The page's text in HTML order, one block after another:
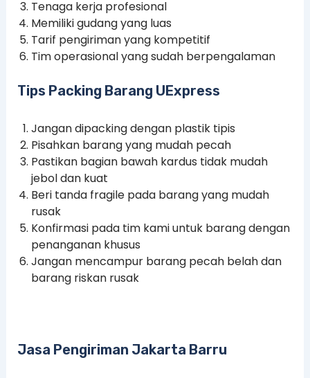
Tenaga kerja profesional
Memiliki gudang yang luas
Tarif pengiriman yang kompetitif
Tim operasional yang sudah berpengalaman
Tips Packing Barang UExpress
Jangan dipacking dengan plastik tipis
Pisahkan barang yang mudah pecah
Pastikan bagian bawah kardus tidak mudah
jebol dan kuat
Beri tanda fragile pada barang yang mudah
rusak
Konfirmasi pada tim kami untuk barang dengan
penanganan khusus
Jangan mencampur barang pecah belah dan
barang riskan rusak
Jasa Pengiriman Jakarta Barru